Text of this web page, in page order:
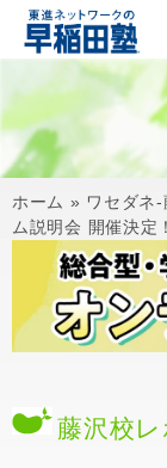
ホーム » ワセダネ-
ム説明会 開催決定！
藤沢校